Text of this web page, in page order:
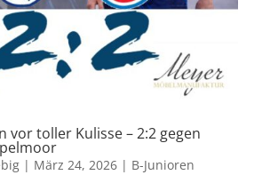
vor toller Kulisse – 2:2 gegen
| März 24, 2026| B-Junioren